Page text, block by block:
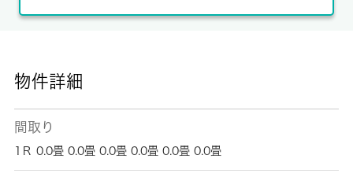
物件詳細
間取り
1Ｒ 0.0畳 0.0畳 0.0畳 0.0畳 0.0畳 0.0畳